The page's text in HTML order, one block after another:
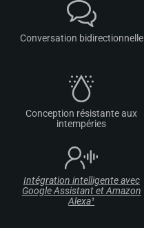
Conversation bidirectionnelle
Conception résistante aux
intempéries
Intégration intelligente avec
Google Assistant et Amazon
Alexa¹